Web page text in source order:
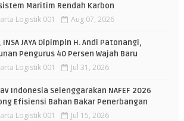
Maritim Rendah Karbon
Logistik 001 Aug 07, 2026
INSA JAYA Dipimpin H. Andi Patonangi,
Pengurus 40 Persen Wajah Baru
Logistik 001 Jul 31, 2026
Indonesia Selenggarakan NAFEF 2026
Efisiensi Bahan Bakar Penerbangan
Logistik 001 Jul 15, 2026